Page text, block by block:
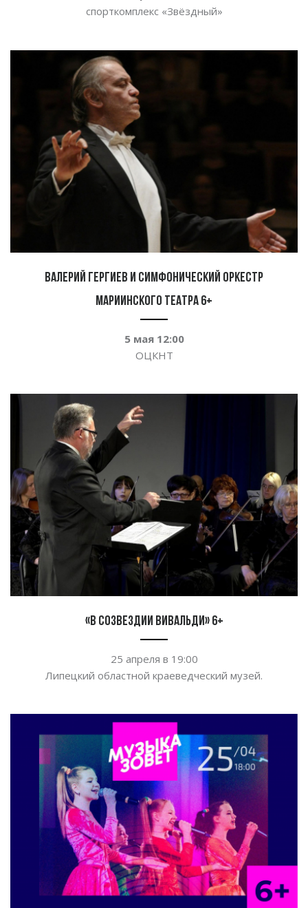
спорткомплекс «Звёздный»
Валерий Гергиев и Симфонический оркестр
Мариинского театра 6+
5 мая 12:00
ОЦКНТ
«В созвездии Вивальди» 6+
25 апреля в 19:00
Липецкий областной краеведческий музей.